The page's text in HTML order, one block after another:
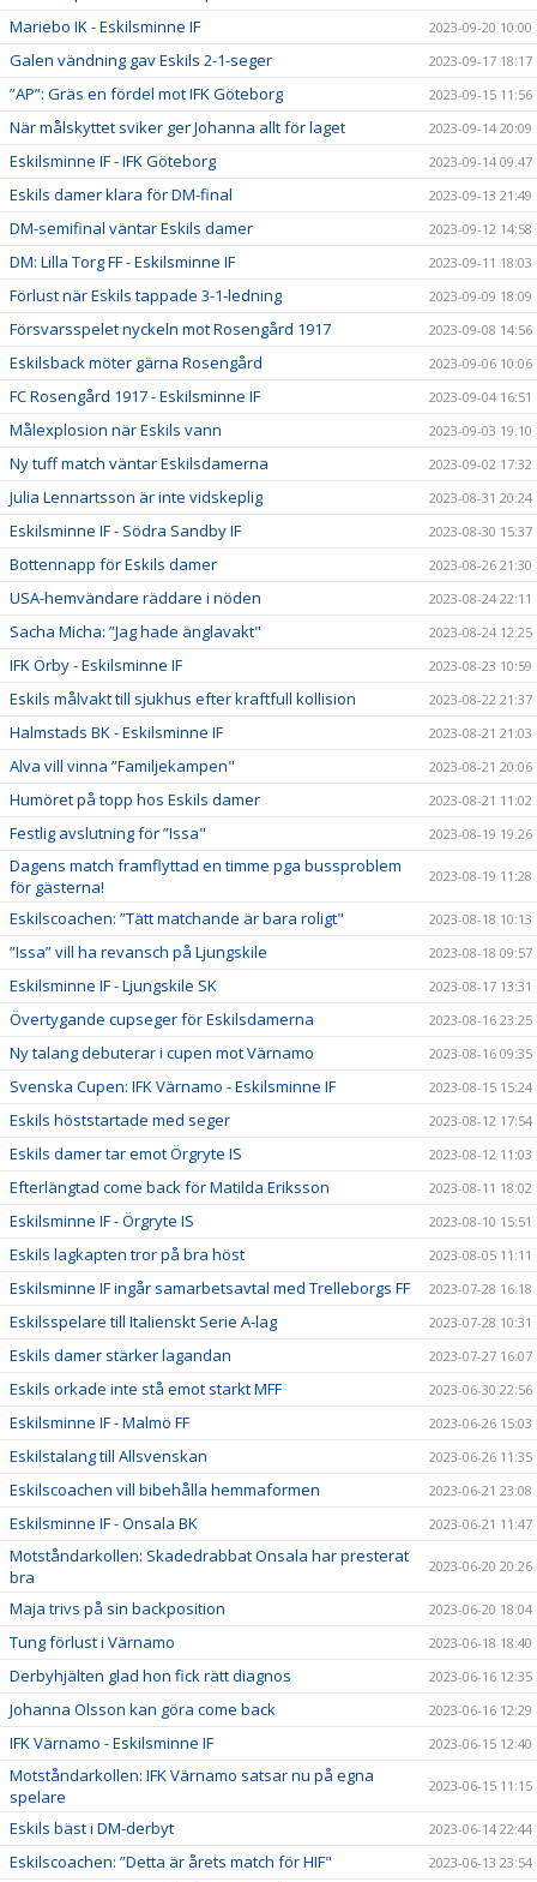
Mariebo IK - Eskilsminne IF 2023-09-20 10:00
Galen vändning gav Eskils 2-1-seger 2023-09-17 18:17
”AP”: Gräs en fördel mot IFK Göteborg 2023-09-15 11:56
När målskyttet sviker ger Johanna allt för laget 2023-09-14 20:09
Eskilsminne IF - IFK Göteborg 2023-09-14 09:47
Eskils damer klara för DM-final 2023-09-13 21:49
DM-semifinal väntar Eskils damer 2023-09-12 14:58
DM: Lilla Torg FF - Eskilsminne IF 2023-09-11 18:03
Förlust när Eskils tappade 3-1-ledning 2023-09-09 18:09
Försvarsspelet nyckeln mot Rosengård 1917 2023-09-08 14:56
Eskilsback möter gärna Rosengård 2023-09-06 10:06
FC Rosengård 1917 - Eskilsminne IF 2023-09-04 16:51
Målexplosion när Eskils vann 2023-09-03 19:10
Ny tuff match väntar Eskilsdamerna 2023-09-02 17:32
Julia Lennartsson är inte vidskeplig 2023-08-31 20:24
Eskilsminne IF - Södra Sandby IF 2023-08-30 15:37
Bottennapp för Eskils damer 2023-08-26 21:30
USA-hemvändare räddare i nöden 2023-08-24 22:11
Sacha Micha: ”Jag hade änglavakt" 2023-08-24 12:25
IFK Örby - Eskilsminne IF 2023-08-23 10:59
Eskils målvakt till sjukhus efter kraftfull kollision 2023-08-22 21:37
Halmstads BK - Eskilsminne IF 2023-08-21 21:03
Alva vill vinna ”Familjekampen" 2023-08-21 20:06
Humöret på topp hos Eskils damer 2023-08-21 11:02
Festlig avslutning för ”Issa" 2023-08-19 19:26
Dagens match framflyttad en timme pga bussproblem
för gästerna!
2023-08-19 11:28
Eskilscoachen: ”Tätt matchande är bara roligt" 2023-08-18 10:13
”Issa” vill ha revansch på Ljungskile 2023-08-18 09:57
Eskilsminne IF - Ljungskile SK 2023-08-17 13:31
Övertygande cupseger för Eskilsdamerna 2023-08-16 23:25
Ny talang debuterar i cupen mot Värnamo 2023-08-16 09:35
Svenska Cupen: IFK Värnamo - Eskilsminne IF 2023-08-15 15:24
Eskils höststartade med seger 2023-08-12 17:54
Eskils damer tar emot Örgryte IS 2023-08-12 11:03
Efterlängtad come back för Matilda Eriksson 2023-08-11 18:02
Eskilsminne IF - Örgryte IS 2023-08-10 15:51
Eskils lagkapten tror på bra höst 2023-08-05 11:11
Eskilsminne IF ingår samarbetsavtal med Trelleborgs FF 2023-07-28 16:18
Eskilsspelare till Italienskt Serie A-lag 2023-07-28 10:31
Eskils damer stärker lagandan 2023-07-27 16:07
Eskils orkade inte stå emot starkt MFF 2023-06-30 22:56
Eskilsminne IF - Malmö FF 2023-06-26 15:03
Eskilstalang till Allsvenskan 2023-06-26 11:35
Eskilscoachen vill bibehålla hemmaformen 2023-06-21 23:08
Eskilsminne IF - Onsala BK 2023-06-21 11:47
Motståndarkollen: Skadedrabbat Onsala har presterat
bra
2023-06-20 20:26
Maja trivs på sin backposition 2023-06-20 18:04
Tung förlust i Värnamo 2023-06-18 18:40
Derbyhjälten glad hon fick rätt diagnos 2023-06-16 12:35
Johanna Olsson kan göra come back 2023-06-16 12:29
IFK Värnamo - Eskilsminne IF 2023-06-15 12:40
Motståndarkollen: IFK Värnamo satsar nu på egna
spelare
2023-06-15 11:15
Eskils bäst i DM-derbyt 2023-06-14 22:44
Eskilscoachen: ”Detta är årets match för HIF" 2023-06-13 23:54